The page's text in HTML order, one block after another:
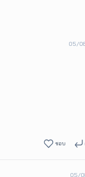
05/
ชอบ
05/